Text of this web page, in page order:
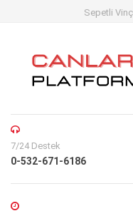
Sepetli
7/24 Destek
0-532-671-6186